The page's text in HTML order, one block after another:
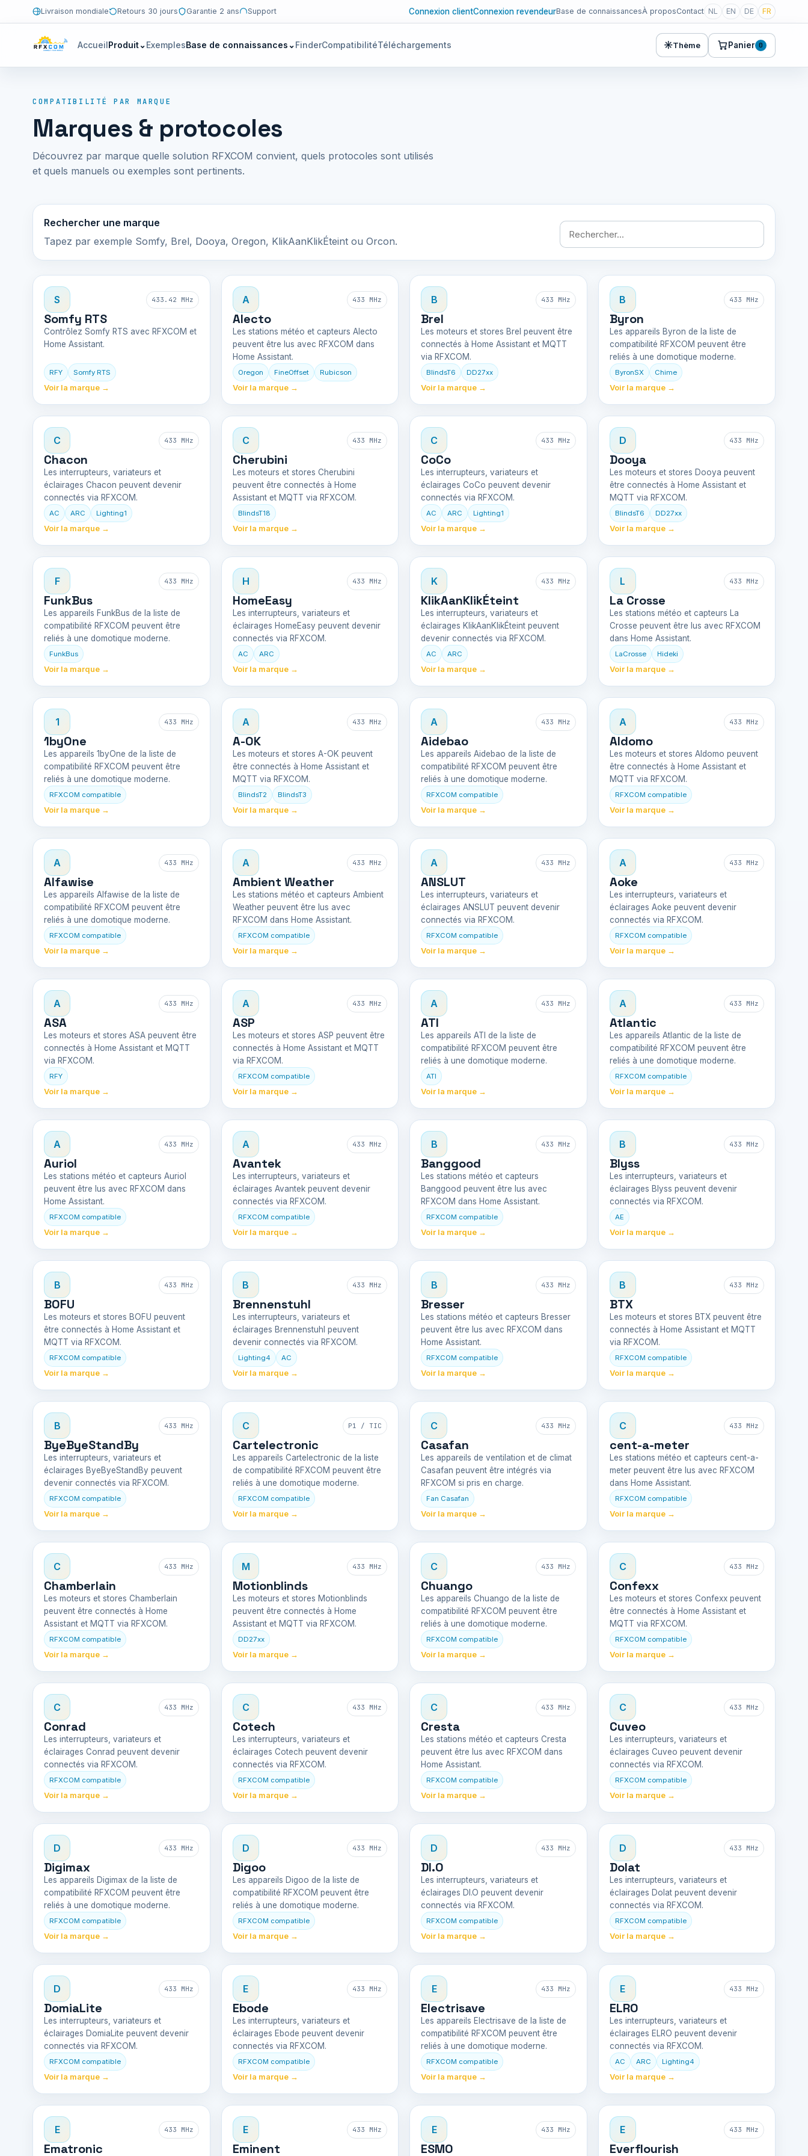
Livraison mondiale Retours 30 jours Garantie 2 ans Support Connexion clientConnexion revendeurBase de connaissancesÀ proposContact NL EN DE FR
AccueilProduit⌄ExemplesBase de connaissances ⌄FinderCompatibilitéTéléchargements ☀Thème Panier 0
COMPATIBILITÉ PAR MARQUE
Marques & protocoles
Découvrez par marque quelle solution RFXCOM convient, quels protocoles sont utilisés
et quels manuels ou exemples sont pertinents.
Rechercher une marque
Tapez par exemple Somfy, Brel, Dooya, Oregon, KlikAanKlikÉteint ou Orcon.
S 433.42 MHz
Somfy RTS
Contrôlez Somfy RTS avec RFXCOM et
Home Assistant.
RFY Somfy RTS
Voir la marque →
A 433 MHz
Alecto
Les stations météo et capteurs Alecto
peuvent être lus avec RFXCOM dans
Home Assistant.
Oregon FineOffset Rubicson
Voir la marque →
B 433 MHz
Brel
Les moteurs et stores Brel peuvent être
connectés à Home Assistant et MQTT
via RFXCOM.
BlindsT6 DD27xx
Voir la marque →
B 433 MHz
Byron
Les appareils Byron de la liste de
compatibilité RFXCOM peuvent être
reliés à une domotique moderne.
ByronSX Chime
Voir la marque →
C 433 MHz
Chacon
Les interrupteurs, variateurs et
éclairages Chacon peuvent devenir
connectés via RFXCOM.
AC ARC Lighting1
Voir la marque →
C 433 MHz
Cherubini
Les moteurs et stores Cherubini
peuvent être connectés à Home
Assistant et MQTT via RFXCOM.
BlindsT18
Voir la marque →
C 433 MHz
CoCo
Les interrupteurs, variateurs et
éclairages CoCo peuvent devenir
connectés via RFXCOM.
AC ARC Lighting1
Voir la marque →
D 433 MHz
Dooya
Les moteurs et stores Dooya peuvent
être connectés à Home Assistant et
MQTT via RFXCOM.
BlindsT6 DD27xx
Voir la marque →
F 433 MHz
FunkBus
Les appareils FunkBus de la liste de
compatibilité RFXCOM peuvent être
reliés à une domotique moderne.
FunkBus
Voir la marque →
H 433 MHz
HomeEasy
Les interrupteurs, variateurs et
éclairages HomeEasy peuvent devenir
connectés via RFXCOM.
AC ARC
Voir la marque →
K 433 MHz
KlikAanKlikÉteint
Les interrupteurs, variateurs et
éclairages KlikAanKlikÉteint peuvent
devenir connectés via RFXCOM.
AC ARC
Voir la marque →
L 433 MHz
La Crosse
Les stations météo et capteurs La
Crosse peuvent être lus avec RFXCOM
dans Home Assistant.
LaCrosse Hideki
Voir la marque →
1 433 MHz
1byOne
Les appareils 1byOne de la liste de
compatibilité RFXCOM peuvent être
reliés à une domotique moderne.
RFXCOM compatible
Voir la marque →
A 433 MHz
A-OK
Les moteurs et stores A-OK peuvent
être connectés à Home Assistant et
MQTT via RFXCOM.
BlindsT2 BlindsT3
Voir la marque →
A 433 MHz
Aidebao
Les appareils Aidebao de la liste de
compatibilité RFXCOM peuvent être
reliés à une domotique moderne.
RFXCOM compatible
Voir la marque →
A 433 MHz
Aldomo
Les moteurs et stores Aldomo peuvent
être connectés à Home Assistant et
MQTT via RFXCOM.
RFXCOM compatible
Voir la marque →
A 433 MHz
Alfawise
Les appareils Alfawise de la liste de
compatibilité RFXCOM peuvent être
reliés à une domotique moderne.
RFXCOM compatible
Voir la marque →
A 433 MHz
Ambient Weather
Les stations météo et capteurs Ambient
Weather peuvent être lus avec
RFXCOM dans Home Assistant.
RFXCOM compatible
Voir la marque →
A 433 MHz
ANSLUT
Les interrupteurs, variateurs et
éclairages ANSLUT peuvent devenir
connectés via RFXCOM.
RFXCOM compatible
Voir la marque →
A 433 MHz
Aoke
Les interrupteurs, variateurs et
éclairages Aoke peuvent devenir
connectés via RFXCOM.
RFXCOM compatible
Voir la marque →
A 433 MHz
ASA
Les moteurs et stores ASA peuvent être
connectés à Home Assistant et MQTT
via RFXCOM.
RFY
Voir la marque →
A 433 MHz
ASP
Les moteurs et stores ASP peuvent être
connectés à Home Assistant et MQTT
via RFXCOM.
RFXCOM compatible
Voir la marque →
A 433 MHz
ATI
Les appareils ATI de la liste de
compatibilité RFXCOM peuvent être
reliés à une domotique moderne.
ATI
Voir la marque →
A 433 MHz
Atlantic
Les appareils Atlantic de la liste de
compatibilité RFXCOM peuvent être
reliés à une domotique moderne.
RFXCOM compatible
Voir la marque →
A 433 MHz
Auriol
Les stations météo et capteurs Auriol
peuvent être lus avec RFXCOM dans
Home Assistant.
RFXCOM compatible
Voir la marque →
A 433 MHz
Avantek
Les interrupteurs, variateurs et
éclairages Avantek peuvent devenir
connectés via RFXCOM.
RFXCOM compatible
Voir la marque →
B 433 MHz
Banggood
Les stations météo et capteurs
Banggood peuvent être lus avec
RFXCOM dans Home Assistant.
RFXCOM compatible
Voir la marque →
B 433 MHz
Blyss
Les interrupteurs, variateurs et
éclairages Blyss peuvent devenir
connectés via RFXCOM.
AE
Voir la marque →
B 433 MHz
BOFU
Les moteurs et stores BOFU peuvent
être connectés à Home Assistant et
MQTT via RFXCOM.
RFXCOM compatible
Voir la marque →
B 433 MHz
Brennenstuhl
Les interrupteurs, variateurs et
éclairages Brennenstuhl peuvent
devenir connectés via RFXCOM.
Lighting4 AC
Voir la marque →
B 433 MHz
Bresser
Les stations météo et capteurs Bresser
peuvent être lus avec RFXCOM dans
Home Assistant.
RFXCOM compatible
Voir la marque →
B 433 MHz
BTX
Les moteurs et stores BTX peuvent être
connectés à Home Assistant et MQTT
via RFXCOM.
RFXCOM compatible
Voir la marque →
B 433 MHz
ByeByeStandBy
Les interrupteurs, variateurs et
éclairages ByeByeStandBy peuvent
devenir connectés via RFXCOM.
RFXCOM compatible
Voir la marque →
C P1 / TIC
Cartelectronic
Les appareils Cartelectronic de la liste
de compatibilité RFXCOM peuvent être
reliés à une domotique moderne.
RFXCOM compatible
Voir la marque →
C 433 MHz
Casafan
Les appareils de ventilation et de climat
Casafan peuvent être intégrés via
RFXCOM si pris en charge.
Fan Casafan
Voir la marque →
C 433 MHz
cent-a-meter
Les stations météo et capteurs cent-a-
meter peuvent être lus avec RFXCOM
dans Home Assistant.
RFXCOM compatible
Voir la marque →
C 433 MHz
Chamberlain
Les moteurs et stores Chamberlain
peuvent être connectés à Home
Assistant et MQTT via RFXCOM.
RFXCOM compatible
Voir la marque →
M 433 MHz
Motionblinds
Les moteurs et stores Motionblinds
peuvent être connectés à Home
Assistant et MQTT via RFXCOM.
DD27xx
Voir la marque →
C 433 MHz
Chuango
Les appareils Chuango de la liste de
compatibilité RFXCOM peuvent être
reliés à une domotique moderne.
RFXCOM compatible
Voir la marque →
C 433 MHz
Confexx
Les moteurs et stores Confexx peuvent
être connectés à Home Assistant et
MQTT via RFXCOM.
RFXCOM compatible
Voir la marque →
C 433 MHz
Conrad
Les interrupteurs, variateurs et
éclairages Conrad peuvent devenir
connectés via RFXCOM.
RFXCOM compatible
Voir la marque →
C 433 MHz
Cotech
Les interrupteurs, variateurs et
éclairages Cotech peuvent devenir
connectés via RFXCOM.
RFXCOM compatible
Voir la marque →
C 433 MHz
Cresta
Les stations météo et capteurs Cresta
peuvent être lus avec RFXCOM dans
Home Assistant.
RFXCOM compatible
Voir la marque →
C 433 MHz
Cuveo
Les interrupteurs, variateurs et
éclairages Cuveo peuvent devenir
connectés via RFXCOM.
RFXCOM compatible
Voir la marque →
D 433 MHz
Digimax
Les appareils Digimax de la liste de
compatibilité RFXCOM peuvent être
reliés à une domotique moderne.
RFXCOM compatible
Voir la marque →
D 433 MHz
Digoo
Les appareils Digoo de la liste de
compatibilité RFXCOM peuvent être
reliés à une domotique moderne.
RFXCOM compatible
Voir la marque →
D 433 MHz
DI.O
Les interrupteurs, variateurs et
éclairages DI.O peuvent devenir
connectés via RFXCOM.
RFXCOM compatible
Voir la marque →
D 433 MHz
Dolat
Les interrupteurs, variateurs et
éclairages Dolat peuvent devenir
connectés via RFXCOM.
RFXCOM compatible
Voir la marque →
D 433 MHz
DomiaLite
Les interrupteurs, variateurs et
éclairages DomiaLite peuvent devenir
connectés via RFXCOM.
RFXCOM compatible
Voir la marque →
E 433 MHz
Ebode
Les interrupteurs, variateurs et
éclairages Ebode peuvent devenir
connectés via RFXCOM.
RFXCOM compatible
Voir la marque →
E 433 MHz
Electrisave
Les appareils Electrisave de la liste de
compatibilité RFXCOM peuvent être
reliés à une domotique moderne.
RFXCOM compatible
Voir la marque →
E 433 MHz
ELRO
Les interrupteurs, variateurs et
éclairages ELRO peuvent devenir
connectés via RFXCOM.
AC ARC Lighting4
Voir la marque →
E 433 MHz
Ematronic
E 433 MHz
Eminent
E 433 MHz
ESMO
E 433 MHz
Everflourish